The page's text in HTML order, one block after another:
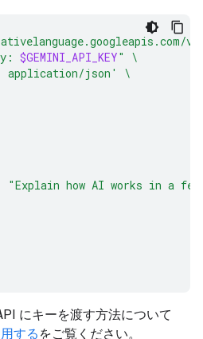
$GEMINI_API_KEY"
\
application/json'
\
"Explain how AI works in a
にキーを渡す方法について
する をご覧ください。